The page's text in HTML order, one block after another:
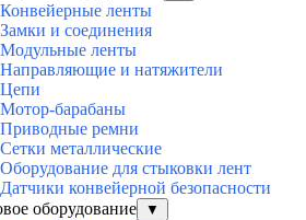
Конвейерные ленты
Замки и соединения
Модульные ленты
Направляющие и натяжители
Цепи
Мотор-барабаны
Приводные ремни
Сетки металлические
Оборудование для стыковки лент
Датчики конвейерной безопасности
оборудование
▼